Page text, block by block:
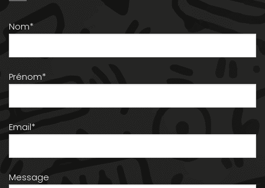
Nom*
Prénom*
Email*
Message